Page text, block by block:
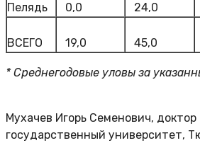
Пелядь 0,0 24,0
ВСЕГО 19,0 45,0
* Среднегодовые уловы за
Мухачев Игорь Семенович,
государственный университет,